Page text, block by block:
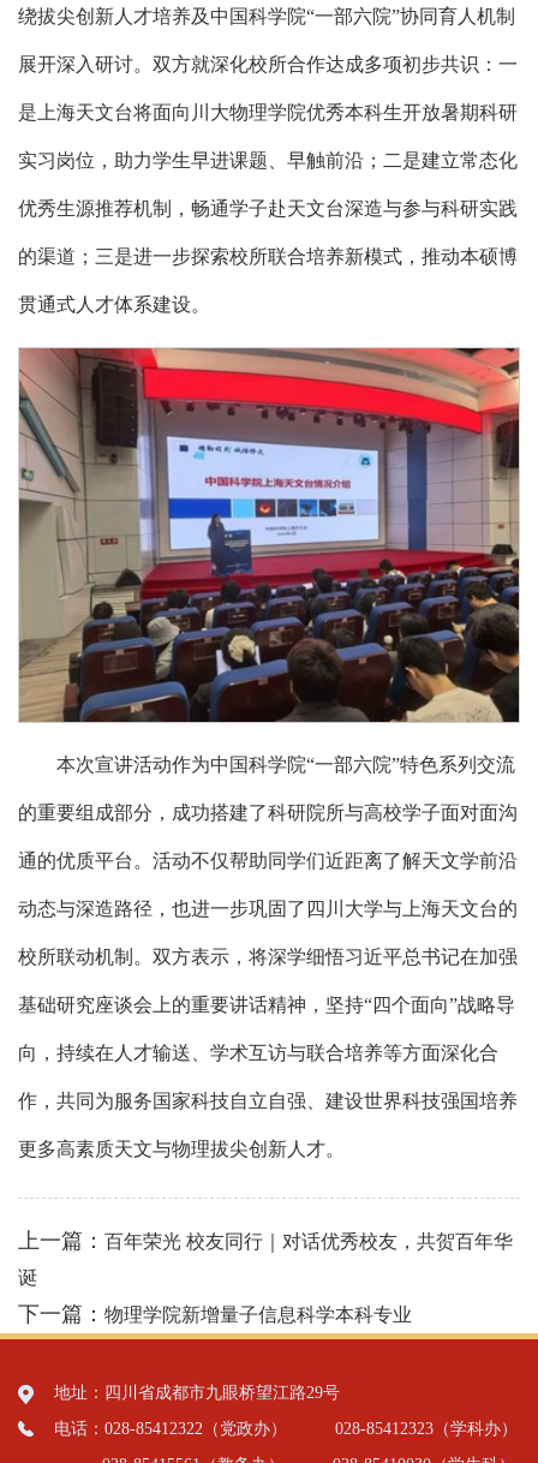
绕拔尖创新人才培养及中国科学院“一部六院”协同育人机制
展开深入研讨。双方就深化校所合作达成多项初步共识：一
是上海天文台将面向川大物理学院优秀本科生开放暑期科研
实习岗位，助力学生早进课题、早触前沿；二是建立常态化
优秀生源推荐机制，畅通学子赴天文台深造与参与科研实践
的渠道；三是进一步探索校所联合培养新模式，推动本硕博
贯通式人才体系建设。
本次宣讲活动作为中国科学院“一部六院”特色系列交流
的重要组成部分，成功搭建了科研院所与高校学子面对面沟
通的优质平台。活动不仅帮助同学们近距离了解天文学前沿
动态与深造路径，也进一步巩固了四川大学与上海天文台的
校所联动机制。双方表示，将深学细悟习近平总书记在加强
基础研究座谈会上的重要讲话精神，坚持“四个面向”战略导
向，持续在人才输送、学术互访与联合培养等方面深化合
作，共同为服务国家科技自立自强、建设世界科技强国培养
更多高素质天文与物理拔尖创新人才。
上一篇： 百年荣光 校友同行｜对话优秀校友，共贺百年华
诞
下一篇： 物理学院新增量子信息科学本科专业
地址：四川省成都市九眼桥望江路29号
电话：028-85412322（党政办）
028-85412323（学科办）